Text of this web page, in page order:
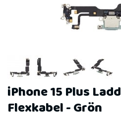
iPhone 15 Plus
Flexkabel - Grön